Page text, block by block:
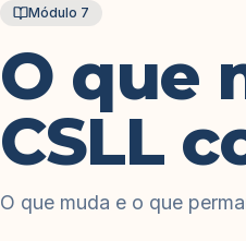
Módulo 7
O que
CSLL
O que muda e o que